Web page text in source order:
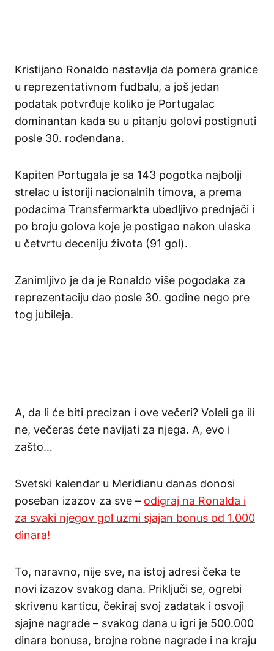
Kristijano Ronaldo nastavlja da pomera granice
u reprezentativnom fudbalu, a još jedan
podatak potvrđuje koliko je Portugalac
dominantan kada su u pitanju golovi postignuti
posle 30. rođendana.
Kapiten Portugala je sa 143 pogotka najbolji
strelac u istoriji nacionalnih timova, a prema
podacima Transfermarkta ubedljivo prednjači i
po broju golova koje je postigao nakon ulaska
u četvrtu deceniju života (91 gol).
Zanimljivo je da je Ronaldo više pogodaka za
reprezentaciju dao posle 30. godine nego pre
tog jubileja.
A, da li će biti precizan i ove večeri? Voleli ga ili
ne, večeras ćete navijati za njega. A, evo i
zašto…
Svetski kalendar u Meridianu danas donosi
poseban izazov za sve – odigraj na Ronalda i
za svaki njegov gol uzmi sjajan bonus od 1.000
dinara!
To, naravno, nije sve, na istoj adresi čeka te
novi izazov svakog dana. Priključi se, ogrebi
skrivenu karticu, čekiraj svoj zadatak i osvoji
sjajne nagrade – svakog dana u igri je 500.000
dinara bonusa, brojne robne nagrade i na kraju